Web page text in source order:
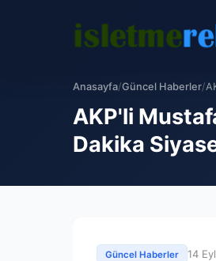
Anasayfa/Güncel Haberler/
AKP'li
Dakika
Güncel Haberler 14